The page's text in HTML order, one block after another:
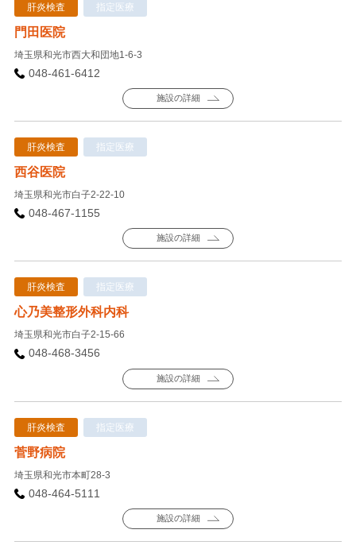
肝炎検査 指定医療
門田医院
埼玉県和光市西大和団地1-6-3
048-461-6412
施設の詳細
肝炎検査 指定医療
西谷医院
埼玉県和光市白子2-22-10
048-467-1155
施設の詳細
肝炎検査 指定医療
心乃美整形外科内科
埼玉県和光市白子2-15-66
048-468-3456
施設の詳細
肝炎検査 指定医療
菅野病院
埼玉県和光市本町28-3
048-464-5111
施設の詳細